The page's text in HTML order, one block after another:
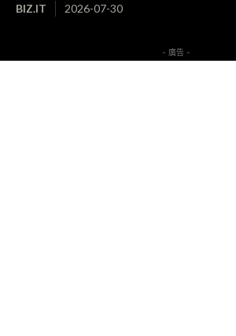
BIZ.IT 2026-07-30
- 廣告 -